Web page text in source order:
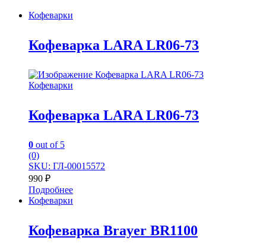
Кофеварки
Кофеварка LARA LR06-73
Кофеварки
Кофеварка LARA LR06-73
0 out of 5
(0)
SKU: ГЛ-00015572
990 ₽
Подробнее
Кофеварки
Кофеварка Brayer BR1100